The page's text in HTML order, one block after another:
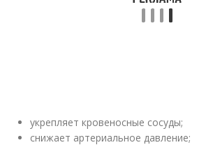
укрепляет кровеносные сосуды;
снижает артериальное давление;